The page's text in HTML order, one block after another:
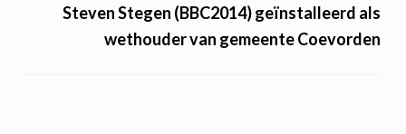
Steven Stegen (BBC2014) geïnstalleerd als
wethouder van gemeente Coevorden